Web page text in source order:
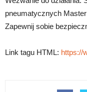
pneumatycznych
Zapewnij sobie
Link tagu HTML: https://